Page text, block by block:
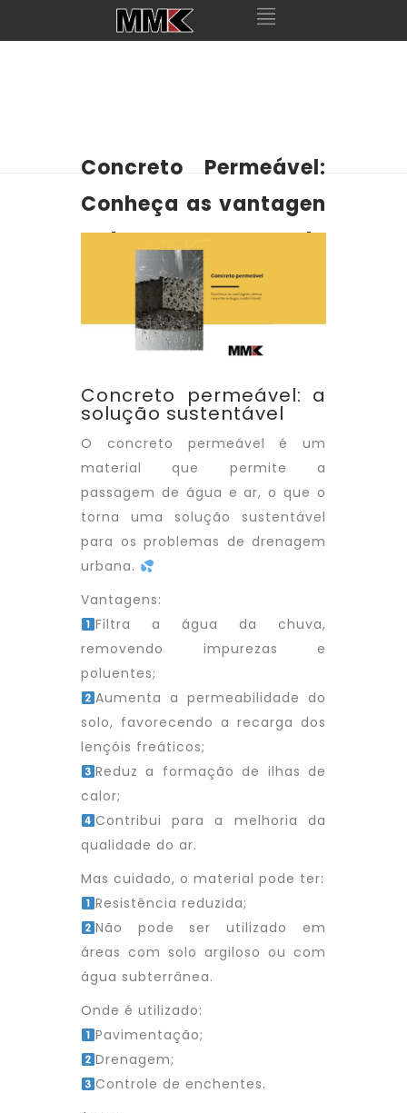
Concreto Permeável:
Conheça as vantagen
s dessa nova tecnolo
gia sustentável!
Concreto permeável: a
solução sustentável
O concreto permeável é um
material que permite a
passagem de água e ar, o que o
torna uma solução sustentável
para os problemas de drenagem
urbana.
Vantagens:
Filtra a água da chuva,
removendo impurezas e
poluentes;
Aumenta a permeabilidade do
solo, favorecendo a recarga dos
lençóis freáticos;
Reduz a formação de ilhas de
calor;
Contribui para a melhoria da
qualidade do ar.
Mas cuidado, o material pode ter:
Resistência reduzida;
Não pode ser utilizado em
áreas com solo argiloso ou com
água subterrânea.
Onde é utilizado:
Pavimentação;
Drenagem;
Controle de enchentes.